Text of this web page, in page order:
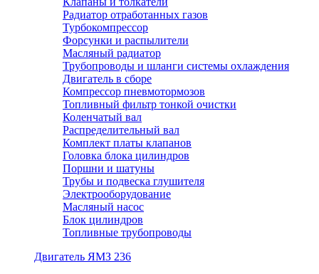
Радиатор отработанных газов
Турбокомпрессор
Форсунки и распылители
Масляный радиатор
Трубопроводы и шланги системы охлаждения
Двигатель в сборе
Компрессор пневмотормозов
Топливный фильтр тонкой очистки
Коленчатый вал
Распределительный вал
Комплект платы клапанов
Головка блока цилиндров
Поршни и шатуны
Трубы и подвеска глушителя
Электрооборудование
Масляный насос
Блок цилиндров
Топливные трубопроводы
Двигатель ЯМЗ 236